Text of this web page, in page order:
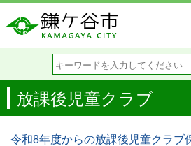
放課後児童クラブ
令和8年度からの放課後児童クラブ